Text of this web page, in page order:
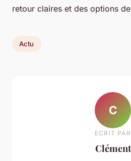
retour claires et des options
Actu
C
ECRIT PAR
Clément